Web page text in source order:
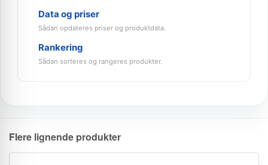
Data og priser
Sådan opdateres priser og produktdata.
Rankering
Sådan sorteres og rangeres produkter.
Flere lignende produkter